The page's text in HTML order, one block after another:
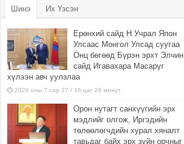
Шинэ Их Үзсэн
Ерөнхий сайд Н.Учрал Япон
Улсаас Монгол Улсад суугаа
Онц бөгөөд Бүрэн эрхт Элчин
сайд Игавахара Масарүг
хүлээн авч уулзлаа
2026 оны 7 сар 27 / 16 цаг 26 минут
Орон нутагт санхүүгийн эрх
мэдлийг олгож, Иргэдийн
төлөөлөгчдийн хурал хяналт
тавьдаг байх эрх зүйн орчныг